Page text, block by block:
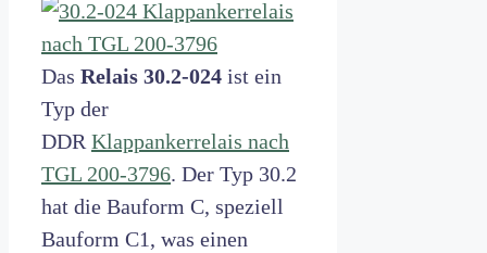
Das Relais 30.2-024 ist ein
Typ der
DDR Klappankerrelais nach
TGL 200-3796. Der Typ 30.2
hat die Bauform C, speziell
Bauform C1, was einen